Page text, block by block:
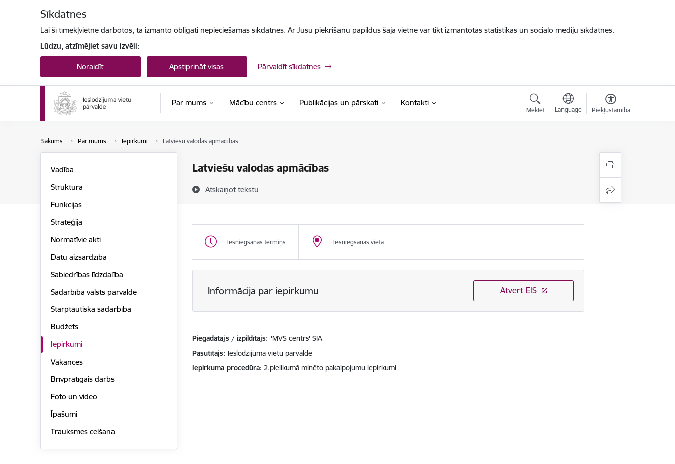
Sīkdatnes
Lai šī tīmekļvietne darbotos, tā izmanto obligāti nepieciešamās sīkdatnes. Ar Jūsu piekrišanu papildus šajā vietnē var tikt izmantotas statistikas un sociālo mediju sīkdatnes.
Lūdzu, atzīmējiet savu izvēli:
Noraidīt Apstiprināt visas Pārvaldīt sīkdatnes
Par mums Mācību centrs Publikācijas un pārskati Kontakti
Meklēt Language Piekļūstamība
Sākums Par mums Iepirkumi Latviešu valodas apmācības
Latviešu valodas apmācības
Atskaņot tekstu
Vadība
Struktūra
Funkcijas
Stratēģija
Normatīvie akti
Datu aizsardzība
Sabiedrības līdzdalība
Sadarbība valsts pārvaldē
Starptautiskā sadarbība
Budžets
Iepirkumi
Vakances
Brīvprātīgais darbs
Foto un video
Īpašumi
Trauksmes celšana
Iesniegšanas termiņš Iesniegšanas vieta
Informācija par iepirkumu Atvērt EIS
Piegādātājs / izpildītājs: 'MVS centrs' SIA
Pasūtītājs Ieslodzījuma vietu pārvalde
Iepirkuma procedūra 2.pielikumā minēto pakalpojumu iepirkumi